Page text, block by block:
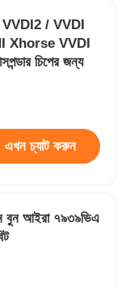
/ VVDI
Xhorse VVDI
চিপের জন্য
এখন চ্যাট করুন
বুন আইরা ৭৯৩৯ভিএ